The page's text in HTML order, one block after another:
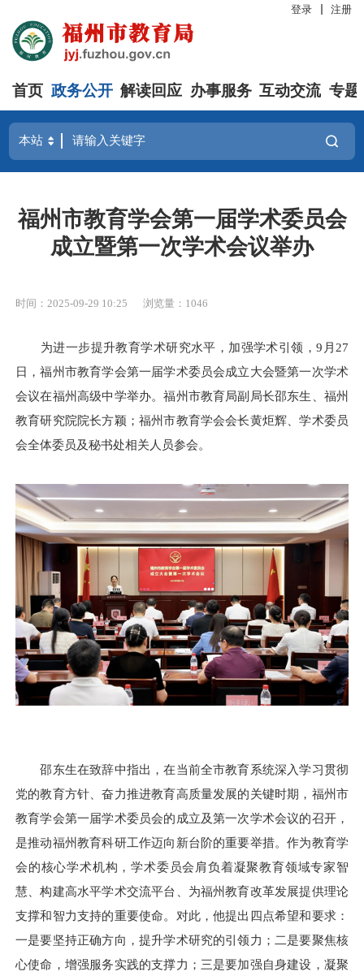
登录 注册
首页 政务公开 解读回应 办事服务 互动交流 专题
福州市教育学会第一届学术委员会
成立暨第一次学术会议举办
时间：2025-09-29 10:25 浏览量：1046
为进一步提升教育学术研究水平，加强学术引领 ，9 月 27
日 ，福州市教育学会第一届学术委员会成立大会暨第一次学术
会议在福州高级中学举办。福州市教育局副局长邵东生、福州
教育研究院院长方颖；福州市教育学会会长黄炬辉 、学术委员
会全体委员及秘书处相关人员参会。
邵东生在致辞中指出，在当前全市教育系统深入学习贯彻
党的教育方针、奋力推进教育高质量发展的关键时期，福州市
教育学会第一届学术委员会的成立及第一次学术会议的召开，
是推动福州教育科研工作迈向新台阶的重要举措。作为教育学
会的核心学术机构，学术委员会肩负着凝聚教育领域专家智
慧、构建高水平学术交流平台、为福州教育改革发展提供理论
支撑和智力支持的重要使命。对此，他提出四点希望和要求：
一是要坚持正确方向，提升学术研究的引领力；二是要聚焦核
心使命，增强服务实践的支撑力；三是要加强自身建设，凝聚